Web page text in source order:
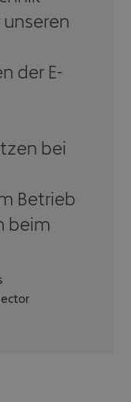
der E-
bei
Betrieb
beim